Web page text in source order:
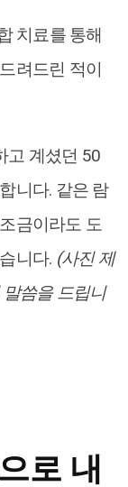
치료를 통해
려드린 적이
고 계셨던 50
니다. 같은 람
금이라도 도
니다. (사진 제
씀을 드립니
로 내